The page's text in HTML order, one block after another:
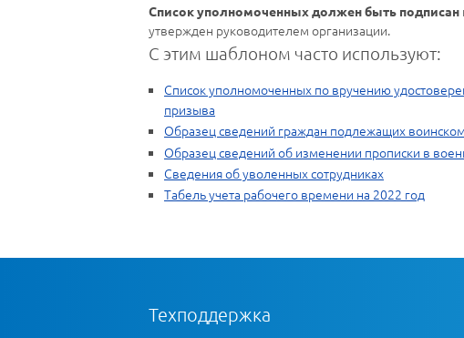
Список уполномоченных должен быть подписан
утвержден руководителем организации.
С этим шаблоном часто используют:
Список уполномоченных по вручению
призыва
Образец сведений граждан подлежащих
Образец сведений об изменении прописки в
Сведения об уволенных сотрудниках
Табель учета рабочего времени на 2022 год
Техподдержка